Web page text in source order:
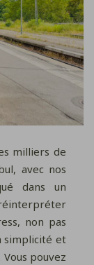
milliers de
avec nos
dans un
non pas
simplicité et
pouvez